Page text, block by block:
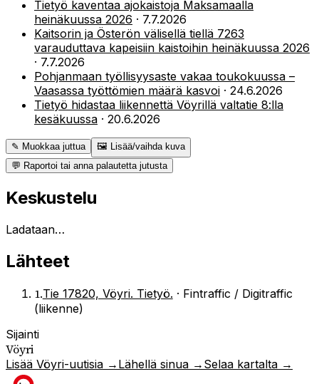
Tietyö kaventaa ajokaistoja Maksamaalla
heinäkuussa 2026 · 7.7.2026
Kaitsorin ja Österön välisellä tiellä 7263
varauduttava kapeisiin kaistoihin heinäkuussa 2026
· 7.7.2026
Pohjanmaan työllisyysaste vakaa toukokuussa –
Vaasassa työttömien määrä kasvoi · 24.6.2026
Tietyö hidastaa liikennettä Vöyrillä valtatie 8:lla
kesäkuussa · 20.6.2026
✎ Muokkaa juttua
🖼 Lisää/vaihda kuva
💬 Raportoi tai anna palautetta jutusta
Keskustelu
Ladataan…
Lähteet
1.Tie 17820, Vöyri. Tietyö. · Fintraffic / Digitraffic
(liikenne)
Sijainti
Vöyri
Lisää Vöyri-uutisia → Lähellä sinua → Selaa kartalta →